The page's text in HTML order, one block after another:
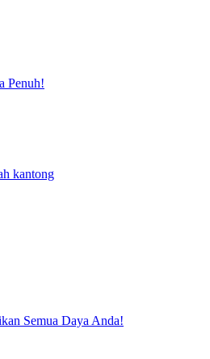
Penuh!
kantong
Semua Daya Anda!